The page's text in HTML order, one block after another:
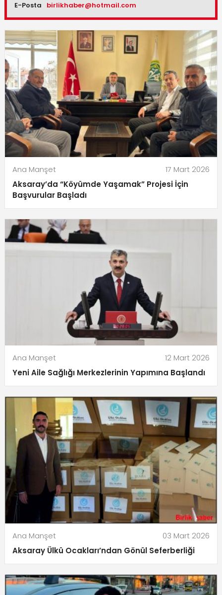
E-Posta birlikhaber@hotmail.com
Ana Manşet
17 Mart 2026
Aksaray’da “Köyümde Yaşamak” Projesi İçin
Başvurular Başladı
Ana Manşet
12 Mart 2026
Yeni Aile Sağlığı Merkezlerinin Yapımına Başlandı
Ana Manşet
03 Mart 2026
Aksaray Ülkü Ocakları’ndan Gönül Seferberliği